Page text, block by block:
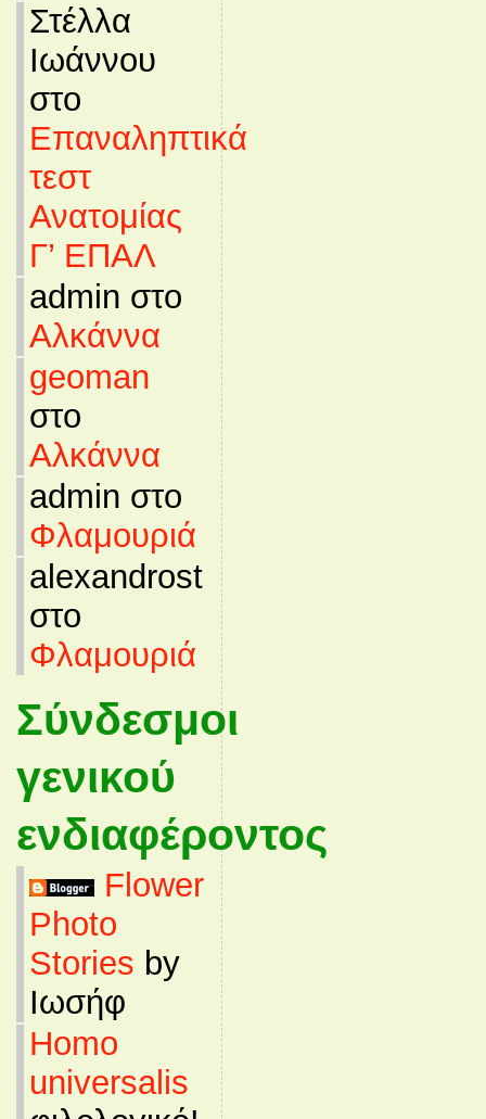
Στέλλα
Ιωάννου
στο
Επαναληπτικά
τεστ
Ανατομίας
Γ’ ΕΠΑΛ
admin στο
Αλκάννα
geoman
στο
Αλκάννα
admin στο
Φλαμουριά
alexandrost
στο
Φλαμουριά
Σύνδεσμοι
γενικού
ενδιαφέροντος
Flower
Photo
Stories by
Ιωσήφ
Homo
universalis